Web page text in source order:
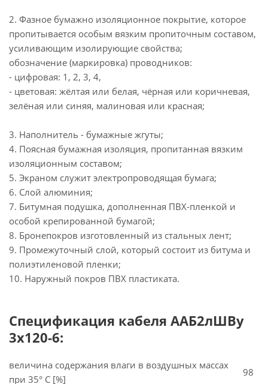
2. Фазное бумажно изоляционное покрытие, которое
пропитывается особым вязким пропиточным составом,
усиливающим изолирующие свойства;
обозначение (маркировка) проводников:
- цифровая: 1, 2, 3, 4,
- цветовая: жёлтая или белая, чёрная или коричневая,
зелёная или синяя, малиновая или красная;
3. Наполнитель - бумажные жгуты;
4. Поясная бумажная изоляция, пропитанная вязким
изоляционным составом;
5. Экраном служит электропроводящая бумага;
6. Слой алюминия;
7. Битумная подушка, дополненная ПВХ-пленкой и
особой крепированной бумагой;
8. Бронепокров изготовленный из стальных лент;
9. Промежуточный слой, который состоит из битума и
полиэтиленовой пленки;
10. Наружный покров ПВХ пластиката.
Спецификация кабеля ААБ2лШВу
3х120-6:
величина содержания влаги в воздушных массах
при 35° C [%]
98